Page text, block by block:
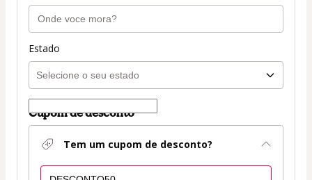
Estado
Cupom de desconto
Tem um cupom de desconto?